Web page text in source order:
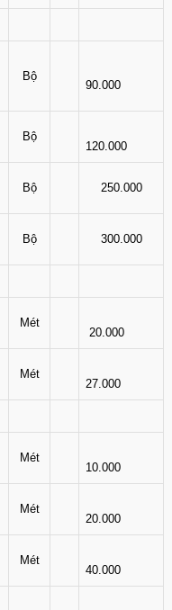
Bộ
90.000
Bộ
120.000
Bộ 250.000
Bộ 300.000
Mét
20.000
Mét
27.000
Mét
10.000
Mét
20.000
Mét
40.000